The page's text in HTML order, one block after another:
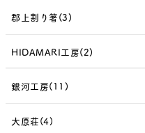
郡上割り箸(3)
HIDAMARI工房(2)
銀河工房(11)
大原荘(4)